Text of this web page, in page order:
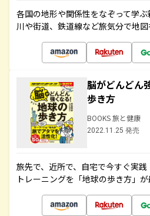
各国の地形や関係性をなぞって学ぶ
川や街道、鉄道線など旅気分で地
脳がどんどん
歩き方
BOOKS 旅と健康
2022.11.25 発売
旅先で、近所で、自宅で今すぐ実
トレーニングを「地球の歩き方」